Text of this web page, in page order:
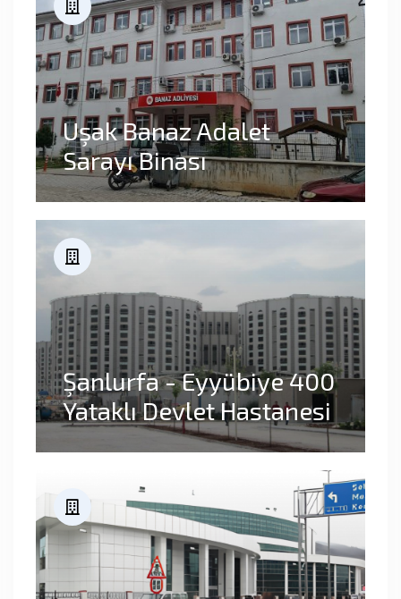
Uşak Banaz Adalet
Sarayı Binası
Şanlurfa - Eyyübiye 400
Yataklı Devlet Hastanesi